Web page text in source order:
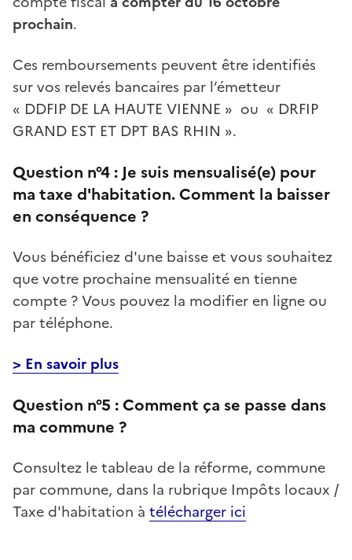
prochain.
Ces remboursements peuvent être identifiés
sur vos relevés bancaires par l’émetteur
« DDFIP DE LA HAUTE VIENNE » ou « DRFIP
GRAND EST ET DPT BAS RHIN ».
Question n°4 : Je suis mensualisé(e) pour
ma taxe d'habitation. Comment la baisser
en conséquence ?
Vous bénéficiez d'une baisse et vous souhaitez
que votre prochaine mensualité en tienne
compte ? Vous pouvez la modifier en ligne ou
par téléphone.
> En savoir plus
Question n°5 : Comment ça se passe dans
ma commune ?
Consultez le tableau de la réforme, commune
par commune, dans la rubrique Impôts locaux /
Taxe d'habitation à télécharger ici